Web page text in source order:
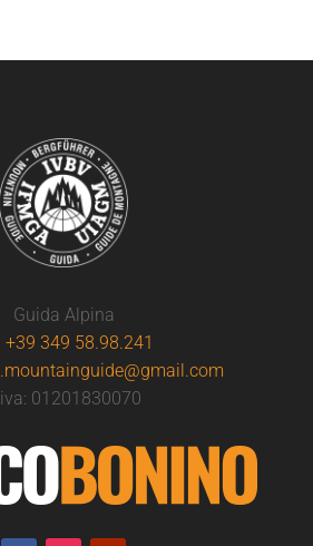
Guida Alpina
+39 349 58.98.241
01201830070